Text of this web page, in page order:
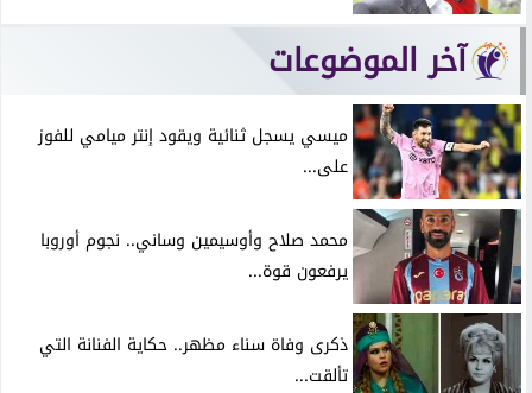
آخر الموضوعات
ميسي يسجل ثنائية ويقود إنتر ميامي للفوز
على...
محمد صلاح وأوسيمين وساني.. نجوم أوروبا
يرفعون قوة...
ذكرى وفاة سناء مظهر.. حكاية الفنانة التي
تألقت...